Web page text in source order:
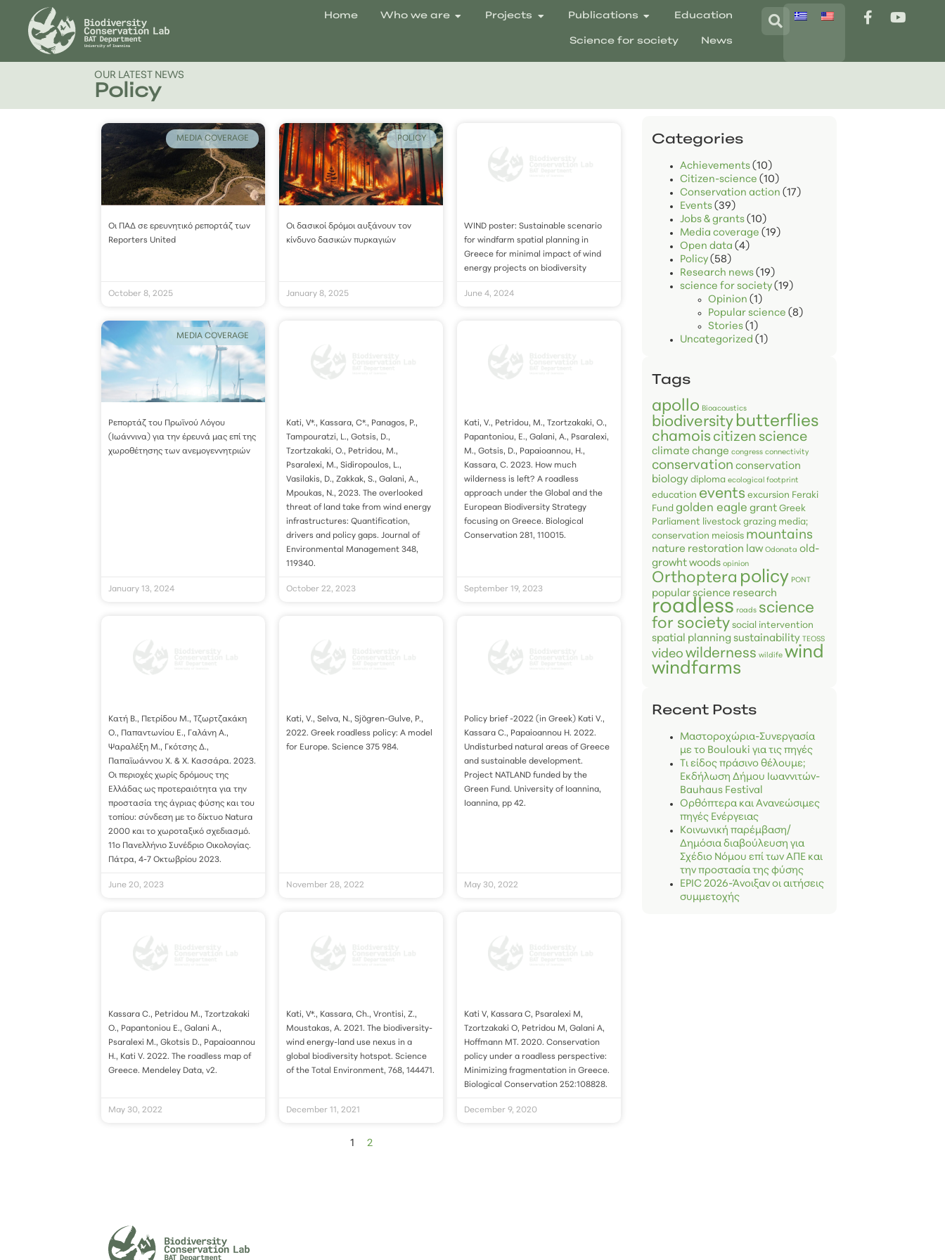
Home Who we are Projects Publications Education
Science for society News
OUR LATEST NEWS
Policy
MEDIA COVERAGE
Οι ΠΑΔ σε ερευνητικό ρεπορτάζ των
Reporters United
October 8, 2025
POLICY
Οι δασικοί δρόμοι αυξάνουν τον
κίνδυνο δασικών πυρκαγιών
January 8, 2025
WIND poster: Sustainable scenario
for windfarm spatial planning in
Greece for minimal impact of wind
energy projects on biodiversity
June 4, 2024
MEDIA COVERAGE
Ρεπορτάζ του Πρωϊνού Λόγου
(Ιωάννινα) για την έρευνά μας επί της
χωροθέτησης των ανεμογεννητριών
January 13, 2024
Kati, V*., Kassara, C*., Panagos, P.,
Tampouratzi, L., Gotsis, D.,
Tzortzakaki, O., Petridou, M.,
Psaralexi, M., Sidiropoulos, L.,
Vasilakis, D., Zakkak, S., Galani, A.,
Mpoukas, N., 2023. The overlooked
threat of land take from wind energy
infrastructures: Quantification,
drivers and policy gaps. Journal of
Environmental Management 348,
119340.
October 22, 2023
Kati, V., Petridou, M., Tzortzakaki, O.,
Papantoniou, E., Galani, A., Psaralexi,
M., Gotsis, D., Papaioannou, H.,
Kassara, C. 2023. How much
wilderness is left? A roadless
approach under the Global and the
European Biodiversity Strategy
focusing on Greece. Biological
Conservation 281, 110015.
September 19, 2023
Κατή Β., Πετρίδου Μ., Τζωρτζακάκη
Ο., Παπαντωνίου Ε., Γαλάνη Α.,
Ψαραλέξη Μ., Γκότσης Δ.,
Παπαϊωάννου Χ. & Χ. Κασσάρα. 2023.
Οι περιοχές χωρίς δρόμους της
Ελλάδας ως προτεραιότητα για την
προστασία της άγριας φύσης και του
τοπίου: σύνδεση με το δίκτυο Natura
2000 και το χωροταξικό σχεδιασμό.
11ο Πανελλήνιο Συνέδριο Οικολογίας.
Πάτρα, 4-7 Οκτωβρίου 2023.
June 20, 2023
Kati, V., Selva, N., Sjögren-Gulve, P.,
2022. Greek roadless policy: A model
for Europe. Science 375 984.
November 28, 2022
Policy brief -2022 (in Greek) Kati V.,
Kassara C., Papaioannou H. 2022.
Undisturbed natural areas of Greece
and sustainable development.
Project NATLAND funded by the
Green Fund. University of Ioannina,
Ioannina, pp 42.
May 30, 2022
Kassara C., Petridou M., Tzortzakaki
O., Papantoniou E., Galani A.,
Psaralexi M., Gkotsis D., Papaioannou
H., Kati V. 2022. The roadless map of
Greece. Mendeley Data, v2.
May 30, 2022
Kati, V*., Kassara, Ch., Vrontisi, Z.,
Moustakas, A. 2021. The biodiversity-
wind energy-land use nexus in a
global biodiversity hotspot. Science
οf the Total Environment, 768, 144471.
December 11, 2021
Kati V, Kassara C, Psaralexi M,
Tzortzakaki O, Petridou M, Galani A,
Hoffmann MT. 2020. Conservation
policy under a roadless perspective:
Minimizing fragmentation in Greece.
Biological Conservation 252:108828.
December 9, 2020
1 2
Categories
Achievements(10)
Citizen-science (10)
Conservation action (17)
Events(39)
Jobs & grants(10)
Media coverage (19)
Open data (4)
Policy(58)
Research news(19)
science for society(19)
Opinion (1)
Popular science (8)
Stories(1)
Uncategorized (1)
Tags
apollo Bioacoustics
biodiversity butterflies
chamois citizen science
climate change congress connectivity
conservation conservation
biology diploma ecological footprint
education events excursion Feraki
Fund golden eagle grant Greek
Parliament
livestock grazing media;
conservation meiosis mountains
nature restoration law Odonata old-
growht woods opinion
Orthoptera policy PONT
popular science research
roadless roads science
for society social intervention
spatial planning sustainability TEOSS
video wilderness wildife wind
windfarms
Recent Posts
Μαστοροχώρια-Συνεργασία
με το Boulouki για τις πηγές
Τι είδος πράσινο θέλουμε;
Εκδήλωση Δήμου Ιωαννιτών-
Bauhaus Festival
Ορθόπτερα και Ανανεώσιμες
πηγές Ενέργειας
Κοινωνική παρέμβαση/
Δημόσια διαβούλευση για
Σχέδιο Νόμου επί των ΑΠΕ και
την προστασία της φύσης
EPIC 2026-Άνοιξαν οι αιτήσεις
συμμετοχής